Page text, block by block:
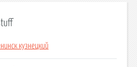
кузнецкий